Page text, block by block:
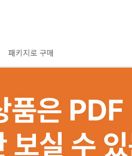
패키지로 구매